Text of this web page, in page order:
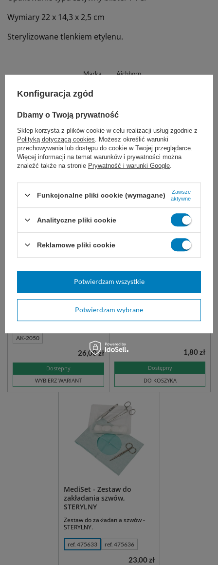
Wymiary 22 x 14,3 x 2,5 cm
Sterylizowane tlenkiem etylenu.
Marka Aichhorn
REF
Zastosowanie do opatrunku
Proponujemy również:
Zestaw do zakładania
szwów, STERYLNY Aichhorn
Jednorazowy sterylny zestaw do
AK-2050
Dostępny
WYBIERZ WARIANT
26,00 zł
COMFORT - rękawice
lateksowe pudrowane
Lateksowe, lekko pudrowane
rękawice do długotrwałej pracy.
Dostępny
DO KOSZYKA
1,80 zł
MediSet - Zestaw do
zakładania szwów,
STERYLNY
Zestaw do zakładania szwów -
STERYLNY.
ref. 475633 ref. 475636
23,00 zł
Konfiguracja zgód
Dbamy o Twoją prywatność
Sklep korzysta z plików cookie w celu realizacji usług zgodnie z
Polityką dotyczącą cookies . Możesz określić warunki
przechowywania lub dostępu do cookie w Twojej przeglądarce.
Więcej informacji na temat warunków i prywatności można
znaleźć także na stronie Prywatność i warunki Google
Funkcjonalne pliki cookie (wymagane)
Zawsze
aktywne
Analityczne pliki cookie
Reklamowe pliki cookie
Potwierdzam wybrane
Potwierdzam wszystkie